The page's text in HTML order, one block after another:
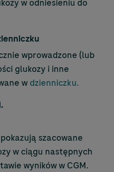
w odniesieniu do
wprowadzone (lub
glukozy i inne
w dzienniczku.
szacowane
w ciągu następnych
wyników w CGM.